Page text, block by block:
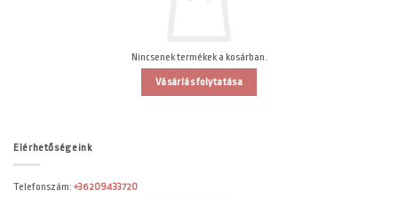
Nincsenek termékek a kosárban.
Vásárlás folytatása
Elérhetőségeink
Telefonszám: +36209433720